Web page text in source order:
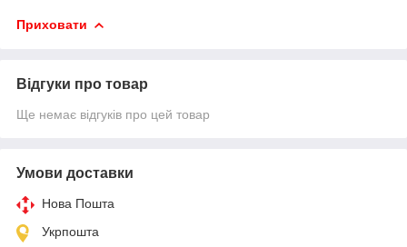
Приховати
Відгуки про товар
Ще немає відгуків про цей товар
Умови доставки
Нова Пошта
Укрпошта